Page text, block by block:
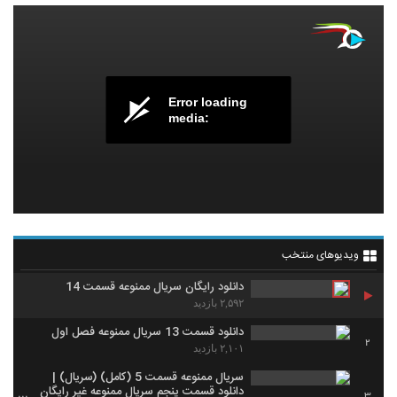
Error loading
media:
ویدیوهای منتخب
دانلود رایگان سریال ممنوعه قسمت 14
۲,۵۹۲ بازدید
2
دانلود قسمت 13 سریال ممنوعه فصل اول
۲,۱۰۱ بازدید
سریال ممنوعه قسمت 5 (کامل) (سریال) |
دانلود قسمت پنجم سریال ممنوعه غیر رایگان